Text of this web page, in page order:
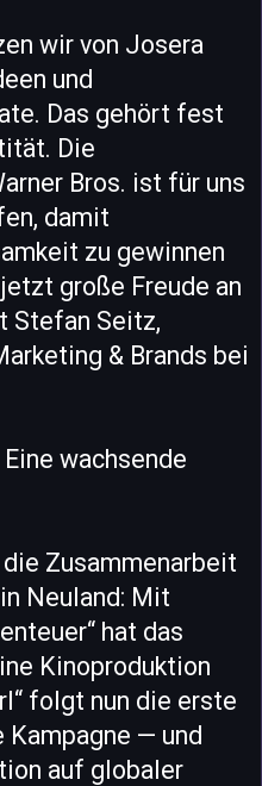
wir von Josera
und
Das gehört fest
Die
Bros. ist für uns
damit
zu gewinnen
große Freude an
Stefan Seitz,
& Brands bei
wachsende
Zusammenarbeit
Neuland: Mit
hat das
Kinoproduktion
folgt nun die erste
— und
auf globaler